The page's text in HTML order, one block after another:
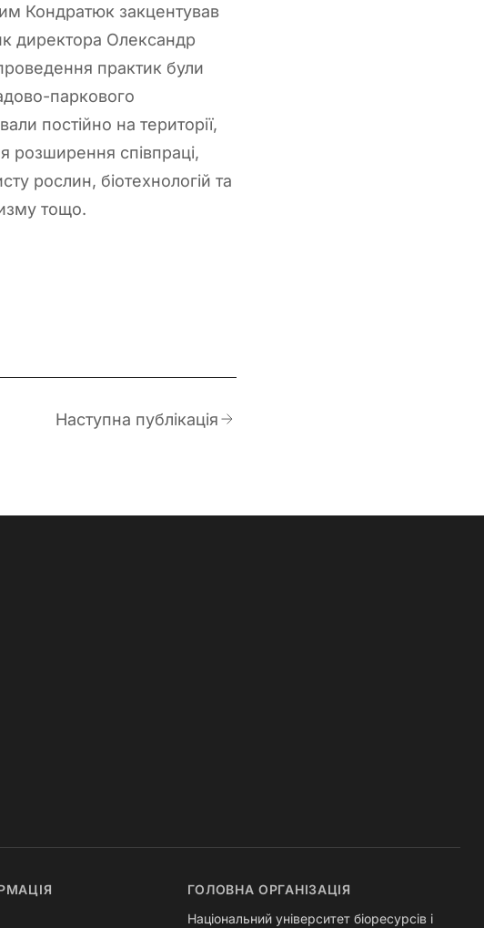
Кондратюк закцентував
директора Олександр
практик були
паркового
постійно на території,
розширення співпраці,
рослин, біотехнологій та
тощо.
Наступна публікація
ГОЛОВНА ОРГАНІЗАЦІЯ
Національний університет біоресурсів і